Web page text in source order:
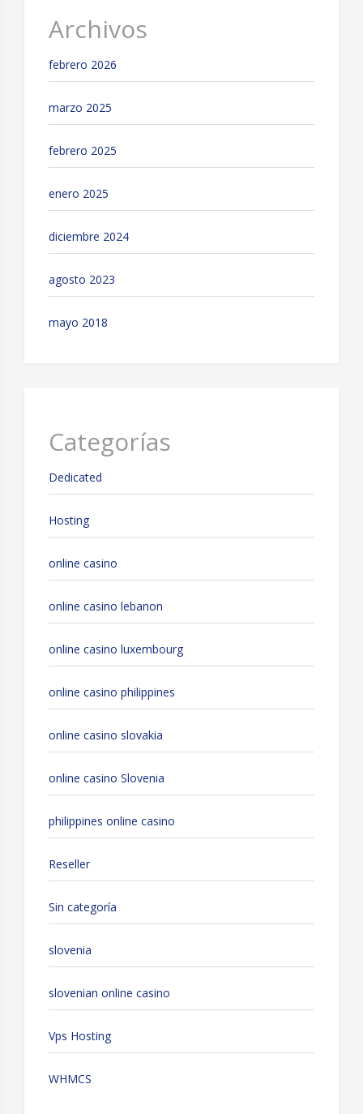
Archivos
febrero 2026
marzo 2025
febrero 2025
enero 2025
diciembre 2024
agosto 2023
mayo 2018
Categorías
Dedicated
Hosting
online casino
online casino lebanon
online casino luxembourg
online casino philippines
online casino slovakia
online casino Slovenia
philippines online casino
Reseller
Sin categoría
slovenia
slovenian online casino
Vps Hosting
WHMCS